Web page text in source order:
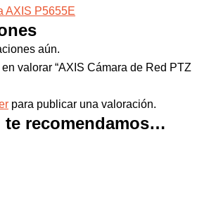
AXIS P5655E
aún.
valorar “AXIS Cámara de Red PTZ
para publicar una valoración.
te recomendamos…